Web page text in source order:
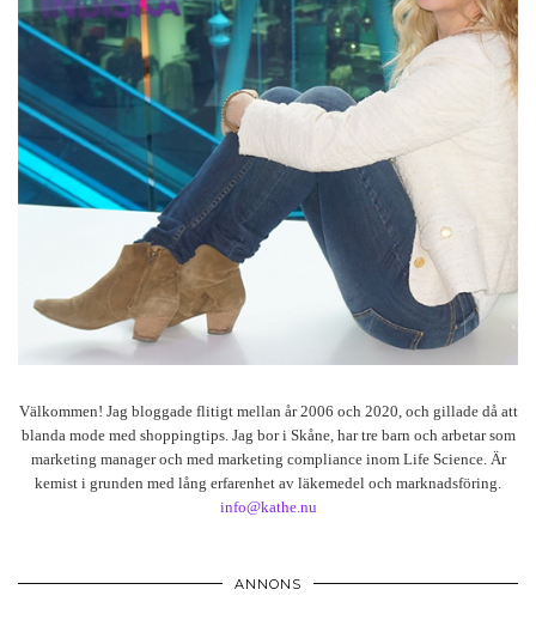
Välkommen! Jag bloggade flitigt mellan år 2006 och 2020, och gillade då att
blanda mode med shoppingtips. Jag bor i Skåne, har tre barn och arbetar som
marketing manager och med marketing compliance inom Life Science. Är
kemist i grunden med lång erfarenhet av läkemedel och marknadsföring.
info@kathe.nu
ANNONS